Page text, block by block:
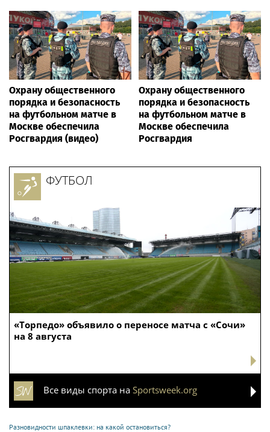
Охрану общественного
порядка и безопасность
на футбольном матче в
Москве обеспечила
Росгвардия (видео)
Охрану общественного
порядка и безопасность
на футбольном матче в
Москве обеспечила
Росгвардия
«Торпедо» объявило о переносе матча с «Сочи»
на 8 августа
ФУТБОЛ
Все виды спорта на Sportsweek.org
Разновидности шпаклевки: на какой остановиться?